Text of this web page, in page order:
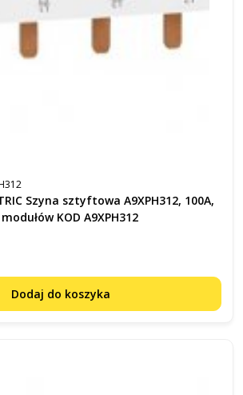
Szyna sztyftowa A9XPH312, 100A,
KOD A9XPH312
Dodaj do koszyka